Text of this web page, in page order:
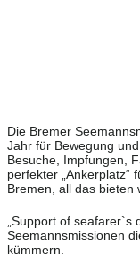
Die Bremer
Jahr für Bewegung
Besuche, Impfungen,
perfekter „Ankerplatz“
Bremen, all das bieten
„Support of seafarer`s
Seemannsmissionen
kümmern.